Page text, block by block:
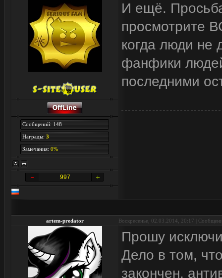
Сообщений: 148
Награды: 3
Замечания: 0%
997
И ещё.
просмотрите
когда люди не
фанфики
последними
artem-predator Воскресенье, 02.03.2014, 20:17 |
Прошу
Дело в том,
закончен,